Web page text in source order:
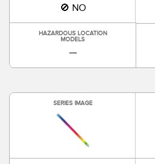
🚫 NO
HAZARDOUS LOCATION
MODELS
—
SERIES IMAGE